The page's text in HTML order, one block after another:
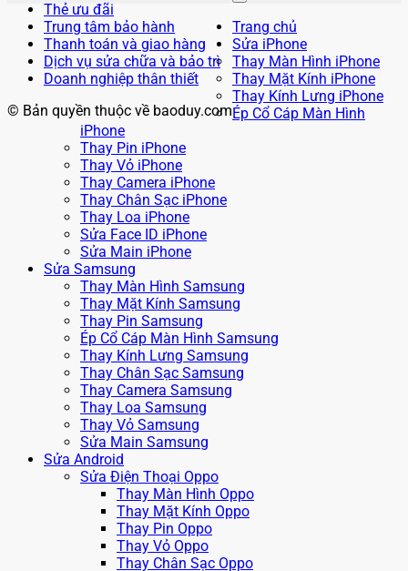
Thẻ ưu đãi
Trung tâm bảo hành
Thanh toán và giao hàng
Dịch vụ sửa chữa và bảo trì
Doanh nghiệp thân thiết
© Bản quyền thuộc về baoduy.com
Trang chủ
Sửa iPhone
Thay Màn Hình iPhone
Thay Mặt Kính iPhone
Thay Kính Lưng iPhone
Ép Cổ Cáp Màn Hình
iPhone
Thay Pin iPhone
Thay Vỏ iPhone
Thay Camera iPhone
Thay Chân Sạc iPhone
Thay Loa iPhone
Sửa Face ID iPhone
Sửa Main iPhone
Sửa Samsung
Thay Màn Hình Samsung
Thay Mặt Kính Samsung
Thay Pin Samsung
Ép Cổ Cáp Màn Hình Samsung
Thay Kính Lưng Samsung
Thay Chân Sạc Samsung
Thay Camera Samsung
Thay Loa Samsung
Thay Vỏ Samsung
Sửa Main Samsung
Sửa Android
Sửa Điện Thoại Oppo
Thay Màn Hình Oppo
Thay Mặt Kính Oppo
Thay Pin Oppo
Thay Vỏ Oppo
Thay Chân Sạc Oppo